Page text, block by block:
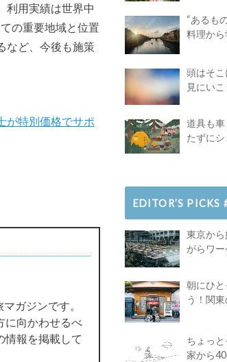
利用実績は世界中
の重要地域と位置
など、今後も施策
が特別価格でサポ
ガジンです。
に向かわせるべ
情報を掲載して
“あるも
料理から
頭はそ
見にいこ
道具も
たずに
EDITOR’S PICKS
東京か
がらワ
朝にひ
う！関
ちょっ
家から